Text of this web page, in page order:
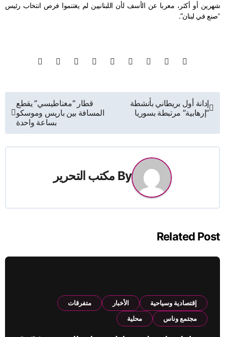
شهرين أو أكثر، معربا عن الأسف لأن اللبنانيين لم يغتنموا فرص انتخاب رئيس
“صنع في لبنان”.
تصفّح
إدانة أول بريطاني بأنشطة
“إرهابية” مرتبطة بسوريا
قطار “مغناطيسي” يقطع
المسافة بين باريس وموسكو
بساعة واحدة
By مكتب التحرير
Related Post
إقتصادية وسياحية الأخبار
متفرقات
مجتمع وناس
محلية